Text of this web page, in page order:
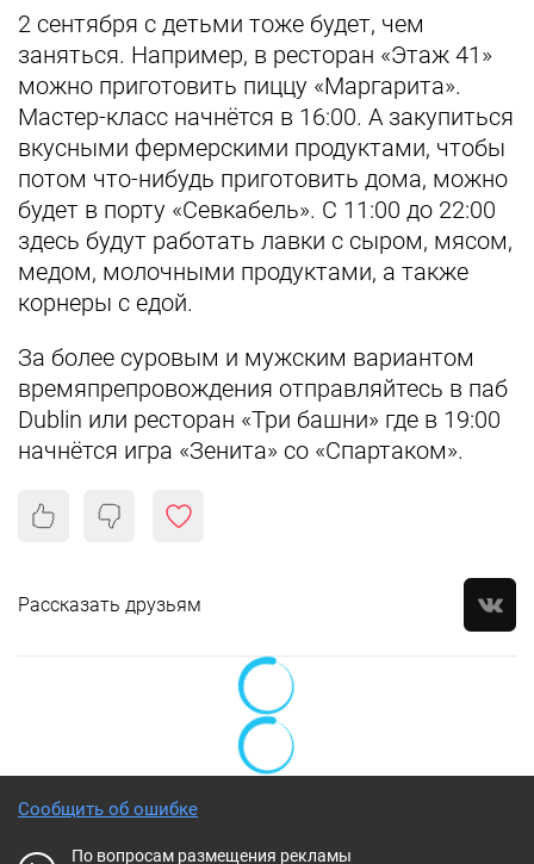
2 сентября с детьми тоже будет, чем
заняться. Например, в ресторан «Этаж 41»
можно приготовить пиццу «Маргарита».
Мастер-класс начнётся в 16:00. А закупиться
вкусными фермерскими продуктами, чтобы
потом что-нибудь приготовить дома, можно
будет в порту «Севкабель». С 11:00 до 22:00
здесь будут работать лавки с сыром, мясом,
медом, молочными продуктами, а также
корнеры с едой.
За более суровым и мужским вариантом
времяпрепровождения отправляйтесь в паб
Dublin или ресторан «Три башни» где в 19:00
начнётся игра «Зенита» со «Спартаком».
Рассказать друзьям
Сообщить об ошибке
По вопросам размещения рекламы